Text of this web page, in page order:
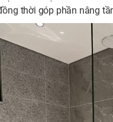
thời góp phần nâng